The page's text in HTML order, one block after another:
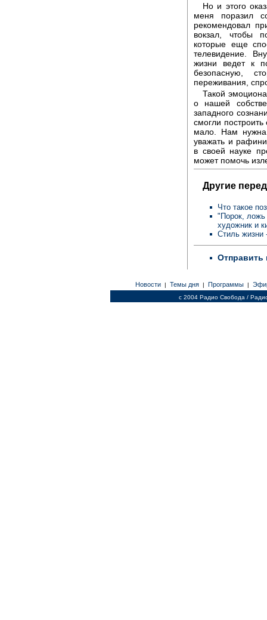
Но и этого
меня поразил
рекомендовал
вокзал, чтобы
которые еще
телевидение.
жизни ведет к
безопасную,
переживания,
Такой
о нашей
западного
смогли
мало. Нам нужна
уважать и
в своей науке
может помочь
Другие
Что такое
"Порок, ложь
художник и
Стиль жизни
Отправить
Новости | Темы дня | Программы |
c 2004 Радио Свобода /